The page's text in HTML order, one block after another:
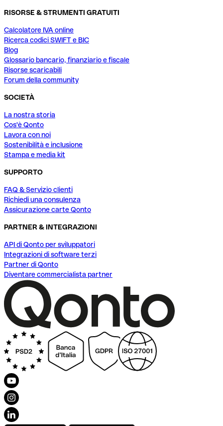
RISORSE & STRUMENTI GRATUITI
Calcolatore IVA online
Ricerca codici SWIFT e BIC
Blog
Glossario bancario, finanziario e fiscale
Risorse scaricabili
Forum della community
SOCIETÀ
La nostra storia
Cos'è Qonto
Lavora con noi
Sostenibilità e inclusione
Stampa e media kit
SUPPORTO
FAQ & Servizio clienti
Richiedi una consulenza
Assicurazione carte Qonto
PARTNER & INTEGRAZIONI
API di Qonto per sviluppatori
Integrazioni di software terzi
Partner di Qonto
Diventare commercialista partner